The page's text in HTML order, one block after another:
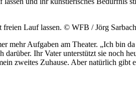
Lauf lassen. © WFB / Jörg Sarbach
Aufgaben am Theater. „Ich bin da
Ihr Vater unterstützt sie noch
zweites Zuhause. Aber natürlich gibt